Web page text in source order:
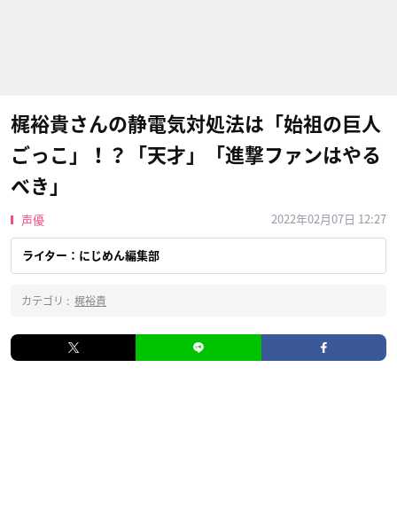
梶裕貴さんの静電気対処法は「始祖の巨人
ごっこ」！？「天才」「進撃ファンはやる
べき」
声優 2022年02月07日 12:27
ライター：にじめん編集部
カテゴリ : 梶裕貴